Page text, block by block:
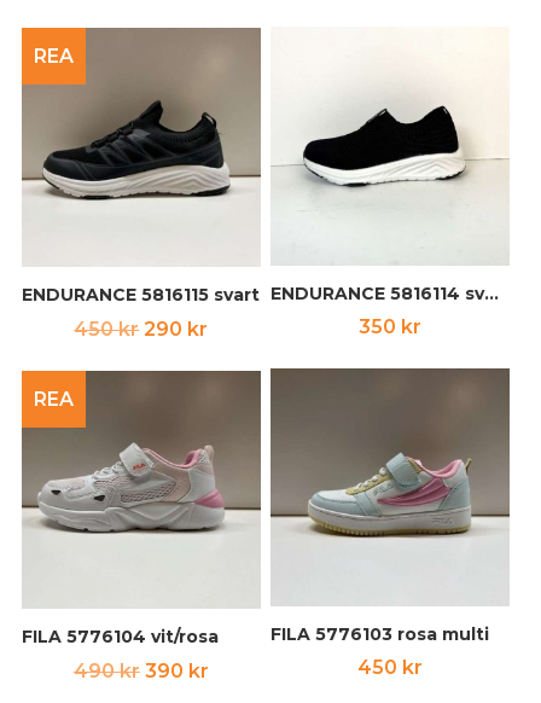
450 kr.290 kr.
ENDURANCE 5816114 svart
350 kr
REA
ENDURANCE 5816115 svart
450krDet
450 kr.
290 kr
290 kr.
FILA 5776103 rosa multi
450 kr
REA
FILA 5776104 vit/rosa
490kr Det
390 krDet